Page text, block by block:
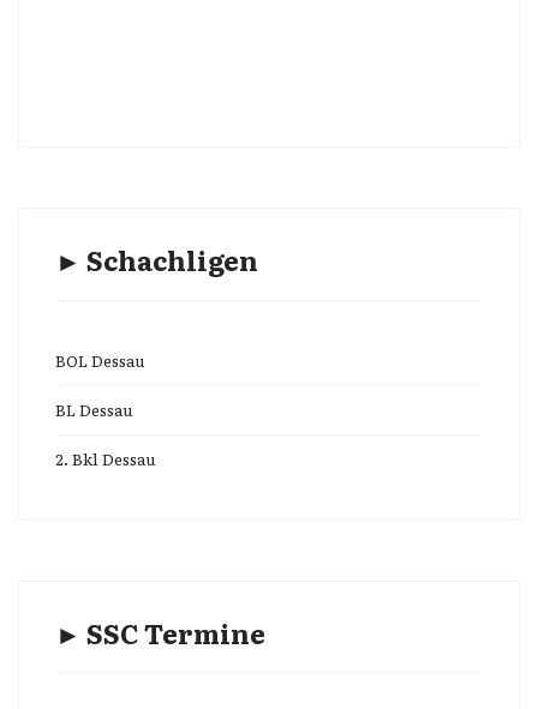
► Schachligen
BOL Dessau
BL Dessau
2. Bkl Dessau
► SSC Termine